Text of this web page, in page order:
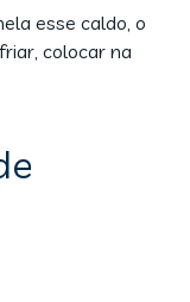
esse caldo, o
colocar na